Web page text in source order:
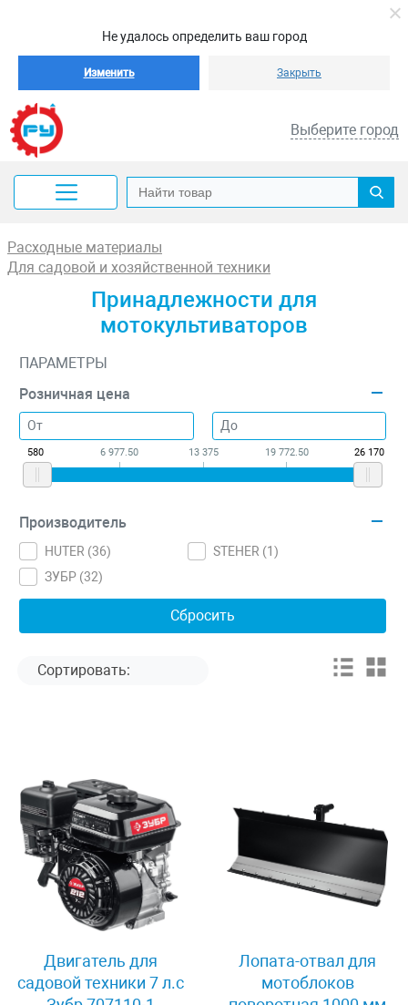
Не удалось определить ваш город
Изменить Закрыть
Выберите город
Расходные материалы
Для садовой и хозяйственной техники
Принадлежности для
мотокультиваторов
ПАРАМЕТРЫ
Розничная цена
580 6 977.50 13 375 19 772.50 26 170
Производитель
HUTER (36) STEHER (1)
ЗУБР (32)
Двигатель для
садовой техники 7 л.с
Лопата-отвал для
мотоблоков